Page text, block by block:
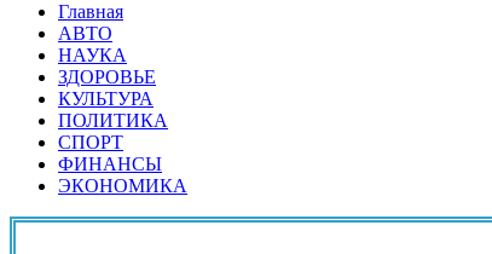
Главная
АВТО
НАУКА
ЗДОРОВЬЕ
КУЛЬТУРА
ПОЛИТИКА
СПОРТ
ФИНАНСЫ
ЭКОНОМИКА